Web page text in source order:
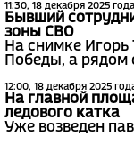
11:30, 18 декабря 2025 года
Бывший
зоны СВО
На снимке
Победы, а рядом
12:00, 18 декабря 2025
На главной
ледового катка
Уже возведен